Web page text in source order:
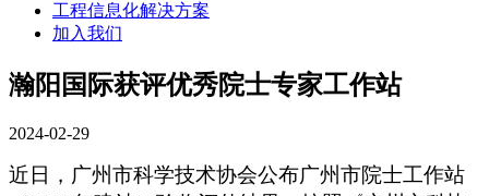
工程信息化解决方案
加入我们
瀚阳国际获评优秀院士专家工作站
2024-02-29
近日，广州市科学技术协会公布广州市院士工作站